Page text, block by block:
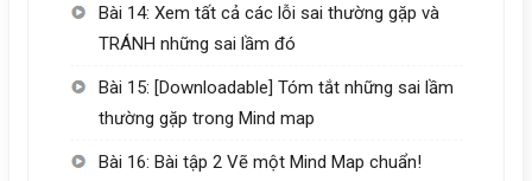
Bài 14: Xem tất cả các lỗi sai thường gặp và
TRÁNH những sai lầm đó
Bài 15: [Downloadable] Tóm tắt những sai lầm
thường gặp trong Mind map
Bài 16: Bài tập 2 Vẽ một Mind Map chuẩn!